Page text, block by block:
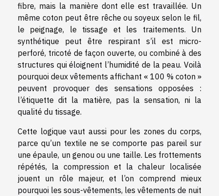
fibre, mais la manière dont elle est travaillée. Un
même coton peut être rêche ou soyeux selon le fil,
le peignage, le tissage et les traitements. Un
synthétique peut être respirant s’il est micro-
perforé, tricoté de façon ouverte, ou combiné à des
structures qui éloignent l’humidité de la peau. Voilà
pourquoi deux vêtements affichant « 100 % coton »
peuvent provoquer des sensations opposées :
l’étiquette dit la matière, pas la sensation, ni la
qualité du tissage.
Cette logique vaut aussi pour les zones du corps,
parce qu’un textile ne se comporte pas pareil sur
une épaule, un genou ou une taille. Les frottements
répétés, la compression et la chaleur localisée
jouent un rôle majeur, et l’on comprend mieux
pourquoi les sous-vêtements, les vêtements de nuit